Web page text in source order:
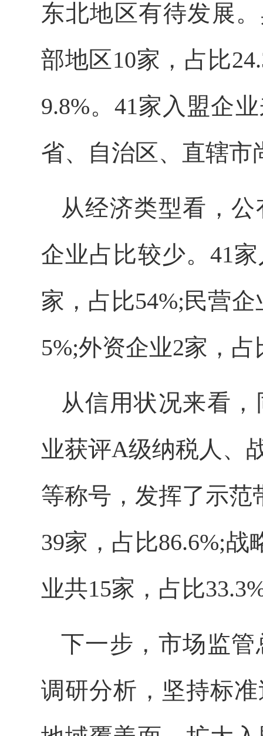
东北地区有待发展
部地区10家，占比
9.8%。41家入盟企
省、自治区、直辖市
从经济类型看，
企业占比较少。41
家，占比54%;民营
5%;外资企业2家，占
从信用状况来看
业获评A级纳税人、
等称号，发挥了示范
39家，占比86.6%;
业共15家，占比
下一步，市场监
调研分析，坚持标